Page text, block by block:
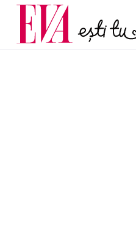
Carieră
Actualitate